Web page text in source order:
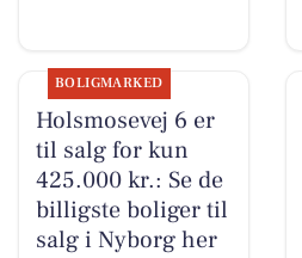
BOLIGMARKED
Holsmosevej 6 er
til salg for kun
425.000 kr.: Se de
billigste boliger til
salg i Nyborg her